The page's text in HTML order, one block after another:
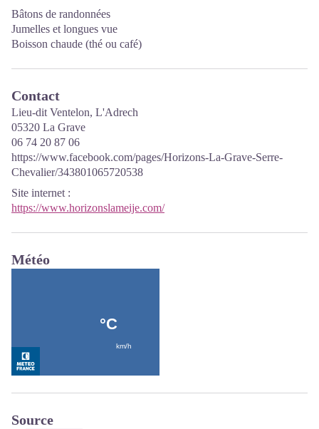
Bâtons de randonnées
Jumelles et longues vue
Boisson chaude (thé ou café)
Contact
Lieu-dit Ventelon, L'Adrech
05320 La Grave
06 74 20 87 06
https://www.facebook.com/pages/Horizons-La-Grave-Serre-
Chevalier/343801065720538
Site internet :
https://www.horizonslameije.com/
Météo
Source